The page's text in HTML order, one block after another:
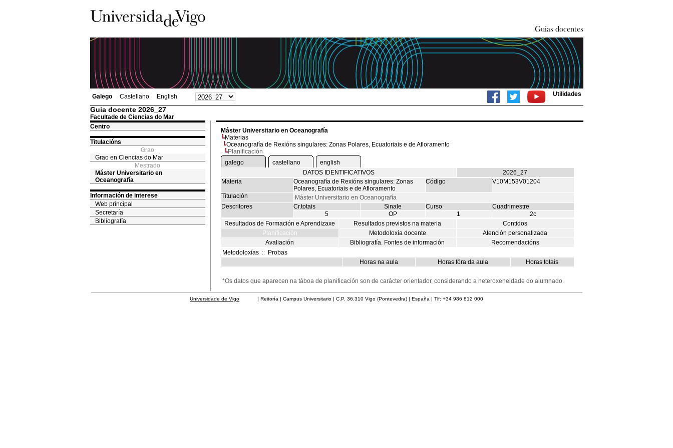
Galego Castellano English Utilidades
Guia docente 2026_27
Facultade de Ciencias do Mar
Centro
Titulacións
Grao
Grao en Ciencias do Mar
Mestrado
Máster Universitario en
Oceanografía
Información de interese
Web principal
Secretaría
Bibliografía
Máster Universitario en Oceanografía
Materias
Oceanografía de Rexións singulares: Zonas Polares, Ecuatoriais e de Afloramento
Planificación
galego
castellano
english
DATOS IDENTIFICATIVOS
2026_27
Materia
Oceanografía de Rexións singulares: Zonas
Polares, Ecuatoriais e de Afloramento
Código V10M153V01204
Titulación
Máster Universitario en Oceanografía
Descritores
Cr.totais Sinale Curso
Cuadrimestre
5
OP 1
2c
Resultados de Formación e Aprendizaxe
Resultados previstos na materia
Contidos
Planificación
Metodoloxía docente
Atención personalizada
Avaliación
Bibliografía. Fontes de información
Recomendacións
Metodoloxías:: Probas
Horas na aula
Horas fóra da aula Horas totais
*Os datos que aparecen na táboa de planificación son de carácter orientador, considerando a heteroxeneidade do alumnado.
Universidade de Vigo | Reitoría | Campus Universitario | C.P. 36.310 Vigo (Pontevedra) | España | Tlf: +34 986 812 000